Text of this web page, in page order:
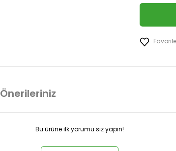
Önerileriniz
Bu ürüne ilk yorumu siz yapın!